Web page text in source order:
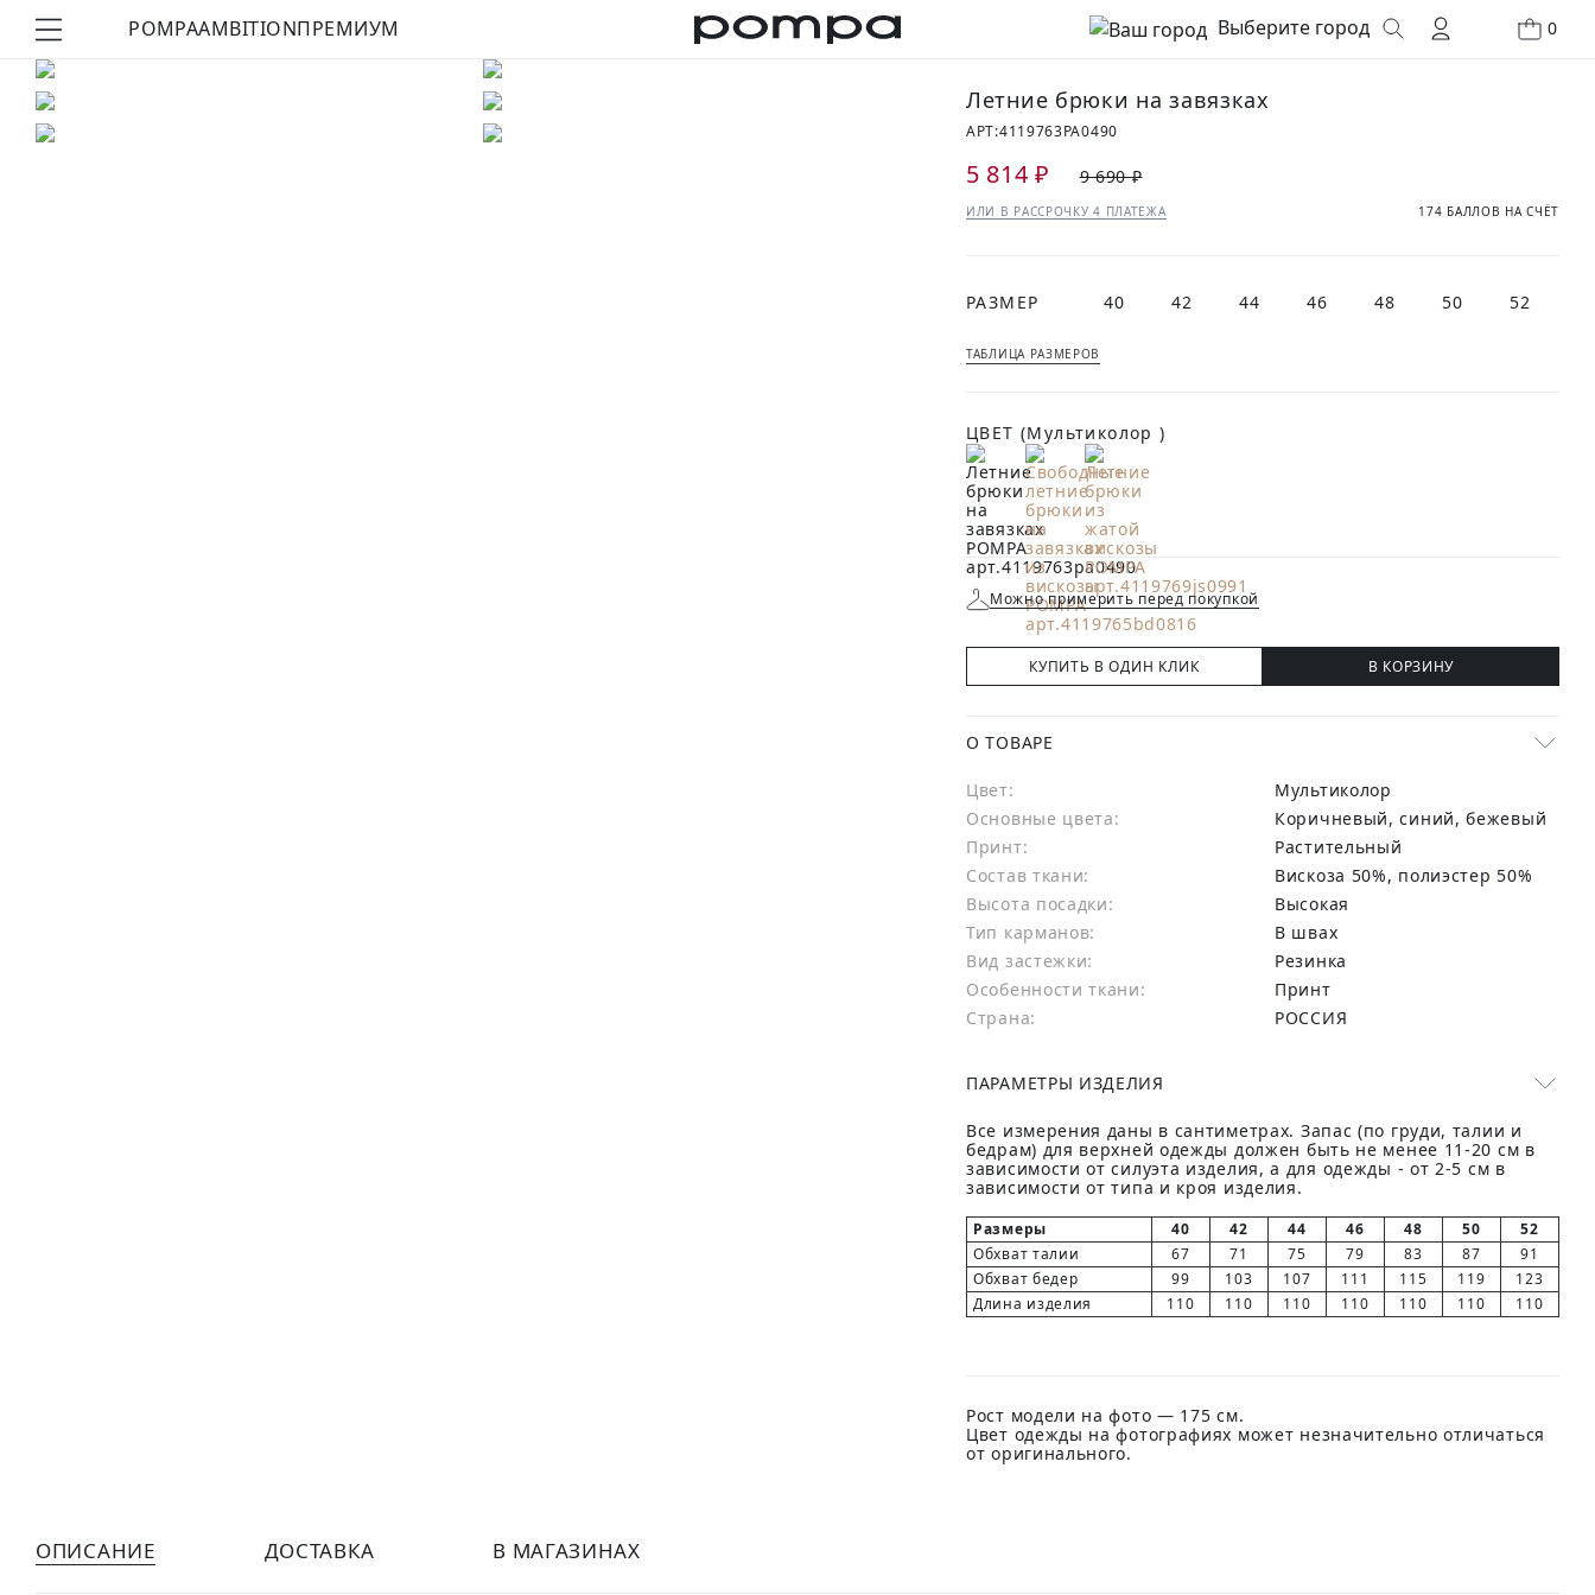
POMPAAMBITIONПРЕМИУМ Выберите город 0
КУПИТЬ ОБРАЗ
Летние брюки на завязках
АРТ:4119763PA0490
5 814 ₽ 9 690 ₽
ИЛИ В РАССРОЧКУ 4 ПЛАТЕЖА 174 БАЛЛОВ НА СЧЁТ
РАЗМЕР 40 42 44 46 48 50 52
ТАБЛИЦА РАЗМЕРОВ
ЦВЕТ (Мультиколор )
Можно примерить перед покупкой
КУПИТЬ В ОДИН КЛИК В КОРЗИНУ
О ТОВАРЕ
Цвет:
Мультиколор
Основные цвета:
коричневый, синий, бежевый
Принт:
Растительный
Состав ткани:
вискоза 50%, полиэстер 50%
Высота посадки:
Высокая
Тип карманов:
В швах
Вид застежки:
Резинка
Особенности ткани:
Принт
Страна:
РОССИЯ
ПАРАМЕТРЫ ИЗДЕЛИЯ
Все измерения даны в сантиметрах. Запас (по груди, талии и
бедрам) для верхней одежды должен быть не менее 11-20 см в
зависимости от силуэта изделия, а для одежды - от 2-5 см в
зависимости от типа и кроя изделия.
Размеры 40 42 44 46 48 50
52
Обхват талии
67 71 75 79 83 87
91
Обхват бедер
99 103 107 111 115 119
123
Длина изделия
110 110 110 110 110 110 110
Рост модели на фото — 175 см.
Цвет одежды на фотографиях может незначительно отличаться
от оригинального.
ОПИСАНИЕ ДОСТАВКА В МАГАЗИНАХ